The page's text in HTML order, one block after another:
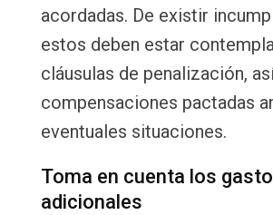
acordadas. De existir
estos deben estar
cláusulas de penalización,
compensaciones pactadas
eventuales situaciones.
Toma en cuenta los
adicionales